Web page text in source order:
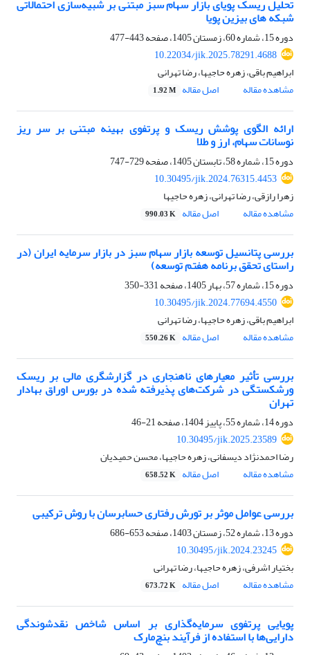
تحلیل ریسک پویای بازار سهام سبز مبتنی بر شبیه‌سازی احتمالاتی
شبکه های بیزین پویا
دوره 15، شماره 60، زمستان 1405، صفحه
443-477
10.22034/jik.2025.78291.4688
ابراهیم باقی، زهره حاجیها، رضا تهرانی
مشاهده مقاله
اصل مقاله 1.92 M
ارائه الگوی پوشش ریسک و پرتفوی بهینه مبتنی بر سر ریز
نوسانات سهام، ارز و طلا
دوره 15، شماره 58، تابستان 1405، صفحه
729-747
10.30495/jik.2024.76315.4453
زهرا رازقی، رضا تهرانی، زهره حاجیها
مشاهده مقاله
اصل مقاله 990.03 K
بررسی پتانسیل توسعه بازار سهام سبز در بازار سرمایه ایران (در
راستای تحقق برنامه هفتم توسعه)
دوره 15، شماره 57، بهار 1405، صفحه
331-350
10.30495/jik.2024.77694.4550
ابراهیم باقی، زهره حاجیها، رضا تهرانی
مشاهده مقاله
اصل مقاله 550.26 K
بررسی تأثیر معیارهای ناهنجاری در گزارشگری مالی بر ریسک
ورشکستگی در شرکت‌های پذیرفته شده در بورس اوراق بهادار
تهران
دوره 14، شماره 55، پاییز 1404، صفحه
21-46
10.30495/jik.2025.23589
رضا احمدنژاد دیسفانی، زهره حاجیها، محسن حمیدیان
مشاهده مقاله
اصل مقاله 658.52 K
بررسی عوامل موثر بر تورش رفتاری حسابرسان با روش ترکیبی
دوره 13، شماره 52، زمستان 1403، صفحه
653-686
10.30495/jik.2024.23245
بختیار اشرفی، زهره حاجیها، رضا تهرانی
مشاهده مقاله
اصل مقاله 673.72 K
پویایی پرتفوی سرمایه‌گذاری بر اساس شاخص نقدشوندگی
دارایی‌ها با استفاده از فرآیند ‏بنچ‌مارک